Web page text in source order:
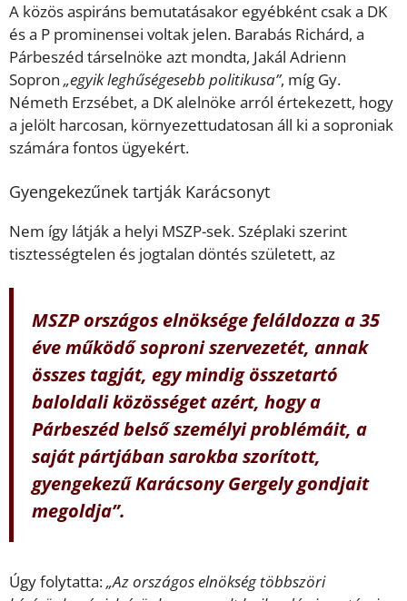
A közös aspiráns bemutatásakor egyébként csak a DK
és a P prominensei voltak jelen. Barabás Richárd, a
Párbeszéd társelnöke azt mondta, Jakál Adrienn
Sopron „egyik leghűségesebb politikusa”, míg Gy.
Németh Erzsébet, a DK alelnöke arról értekezett, hogy
a jelölt harcosan, környezettudatosan áll ki a soproniak
számára fontos ügyekért.
Gyengekezűnek tartják Karácsonyt
Nem így látják a helyi MSZP-sek. Széplaki szerint
tisztességtelen és jogtalan döntés született, az
MSZP országos elnöksége feláldozza a 35
éve működő soproni szervezetét, annak
összes tagját, egy mindig összetartó
baloldali közösséget azért, hogy a
Párbeszéd belső személyi problémáit, a
saját pártjában sarokba szorított,
gyengekezű Karácsony Gergely gondjait
megoldja”.
Úgy folytatta:„Az országos elnökség többszöri